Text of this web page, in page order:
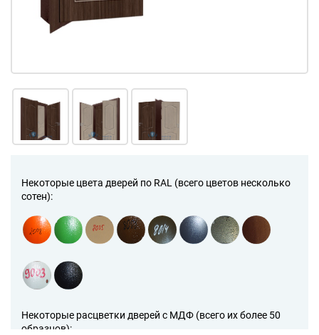
Некоторые цвета дверей по RAL (всего цветов несколько
сотен):
Некоторые расцветки дверей с МДФ (всего их более 50
образцов):